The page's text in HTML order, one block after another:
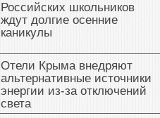
Российских школьников
ждут долгие осенние
каникулы
Отели Крыма внедряют
альтернативные источники
энергии из-за отключений
света